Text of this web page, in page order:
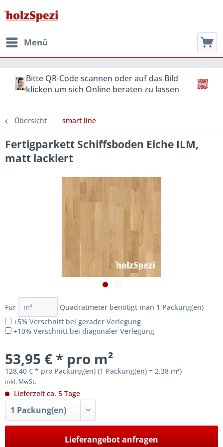
Menü
Bitte QR-Code scannen oder auf das Bild
klicken um sich Online beraten zu lassen
Übersicht smart line
Fertigparkett Schiffsboden Eiche ILM,
matt lackiert
Für Quadratmeter benötigt man 1 Packung(en)
+5% Verschnitt bei gerader Verlegung
+10% Verschnitt bei diagonaler Verlegung
53,95 € * pro m²
128,40 € * pro Packung(en) (1 Packung(en) = 2.38 m²)
inkl. MwSt.
Lieferzeit ca. 5 Tage
Lieferangebot anfragen